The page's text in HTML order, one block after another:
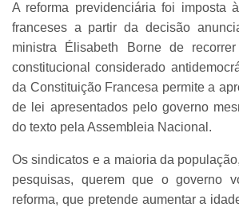
A reforma previdenciária foi imposta
franceses a partir da decisão
ministra Élisabeth Borne de
constitucional considerado
da Constituição Francesa permite a
de lei apresentados pelo governo
do texto pela Assembleia Nacional.
Os sindicatos e a maioria da
pesquisas, querem que o governo
reforma, que pretende aumentar a